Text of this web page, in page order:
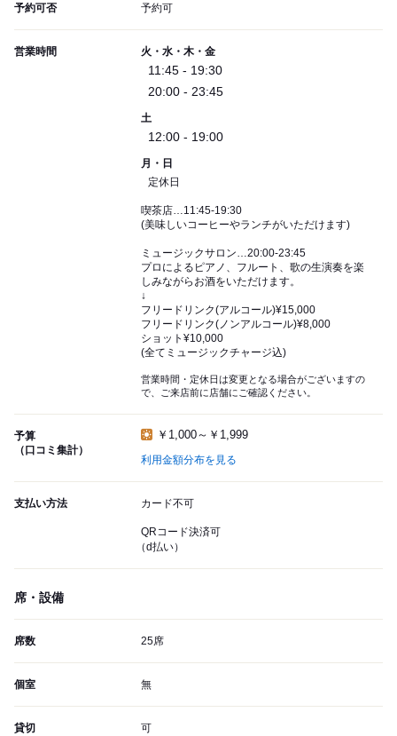
予約可否 予約可
営業時間 火・水・木・金
11:45 - 19:30
20:00 - 23:45
土
12:00 - 19:00
月・日
定休日
喫茶店…11:45-19:30
(美味しいコーヒーやランチがいただけます)
ミュージックサロン…20:00-23:45
プロによるピアノ、フルート、歌の生演奏を楽
しみながらお酒をいただけます。
↓
フリードリンク(アルコール)¥15,000
フリードリンク(ノンアルコール)¥8,000
ショット¥10,000
(全てミュージックチャージ込)
営業時間・定休日は変更となる場合がございますの
で、ご来店前に店舗にご確認ください。
予算
（口コミ集計）
￥1,000～￥1,999
利用金額分布を見る
支払い方法 カード不可
QRコード決済可
（d払い）
席・設備
席数 25席
個室 無
貸切 可